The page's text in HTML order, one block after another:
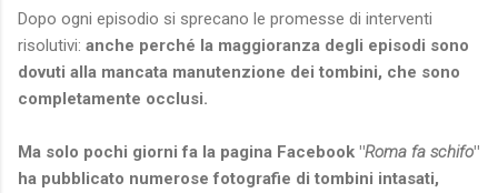
Dopo ogni episodio si sprecano le promesse di interventi
risolutivi: anche perché la maggioranza degli episodi sono
dovuti alla mancata manutenzione dei tombini, che sono
completamente occlusi.
Ma solo pochi giorni fa la pagina Facebook "Roma fa schifo"
ha pubblicato numerose fotografie di tombini intasati,